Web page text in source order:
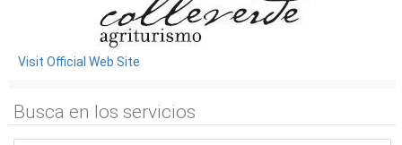
Visit Official Web Site
Busca en los servicios